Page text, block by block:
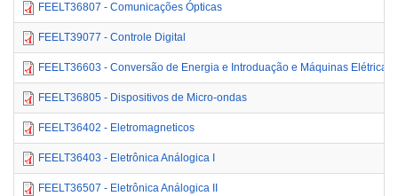
FEELT36807 - Comunicações Ópticas
FEELT39077 - Controle Digital
FEELT36603 - Conversão de Energia e Introduação e Máquinas Elétricas
FEELT36805 - Dispositivos de Micro-ondas
FEELT36402 - Eletromagneticos
FEELT36403 - Eletrônica Análogica I
FEELT36507 - Eletrônica Análogica II